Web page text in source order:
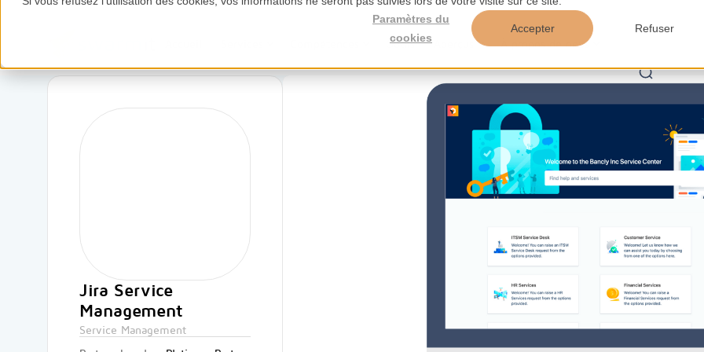
Paramètres du
cookies
Accepter Refuser
Outils À propos de nous
Jira Service
Management
Service Management